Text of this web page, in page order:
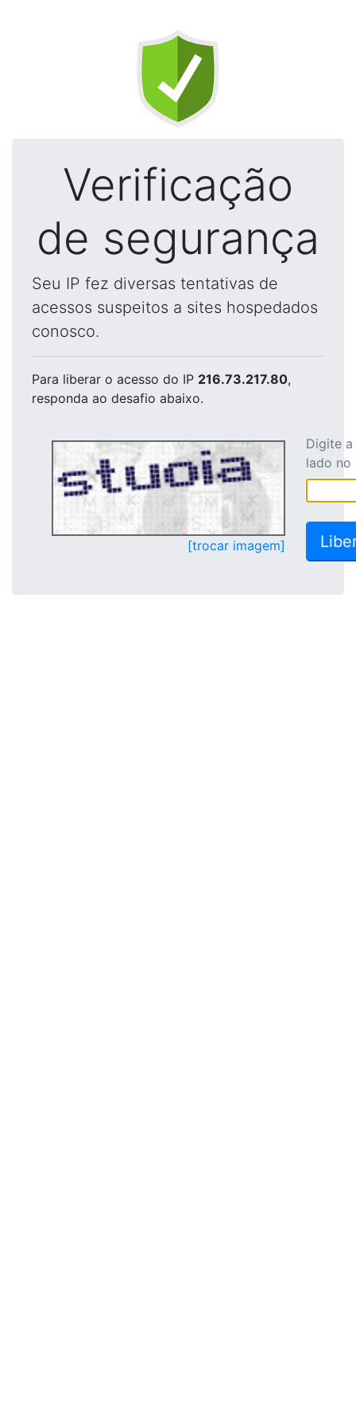
Verificação
de segurança
Seu IP fez diversas tentativas de
acessos suspeitos a sites hospedados
conosco.
Para liberar o acesso do IP 216.73.217.80,
responda ao desafio abaixo.
[trocar imagem]
Digite
lado no